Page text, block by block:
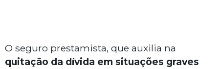
O seguro prestamista, que auxilia na
quitação da dívida em situações graves